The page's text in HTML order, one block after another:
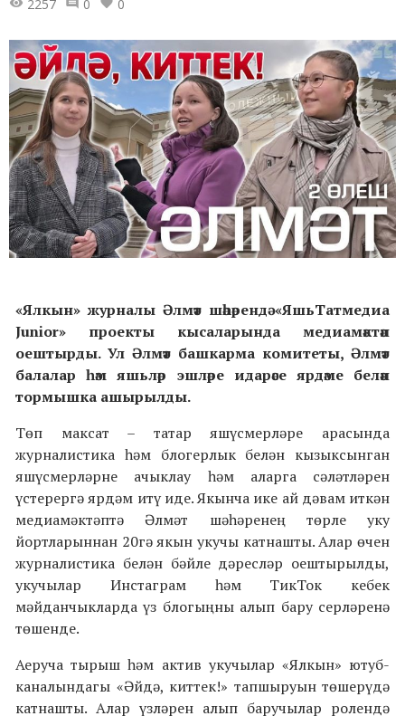
2257 0 0
«Ялкын» журналы Әлмәт шәһәрендә «ЯшьTатмедиа
Junior» проекты кысаларында медиамәктәп
оештырды. Ул Әлмәт башкарма комитеты, Әлмәт
балалар һәм яшьләр эшләре идарәсе ярдәме белән
тормышка ашырылды.
Төп максат – татар яшүсмерләре арасында
журналистика һәм блогерлык белән кызыксынган
яшүсмерләрне ачыклау һәм аларга сәләтләрен
үстерергә ярдәм итү иде. Якынча ике ай дәвам иткән
медиамәктәптә Әлмәт шәһәренең төрле уку
йортларыннан 20гә якын укучы катнашты. Алар өчен
журналистика белән бәйле дәресләр оештырылды,
укучылар Инстаграм һәм ТикТок кебек
мәйданчыкларда үз блогыңны алып бару серләренә
төшенде.
Аеруча тырыш һәм актив укучылар «Ялкын» ютуб-
каналындагы «Әйдә, киттек!» тапшыруын төшерүдә
катнашты. Алар үзләрен алып баручылар ролендә